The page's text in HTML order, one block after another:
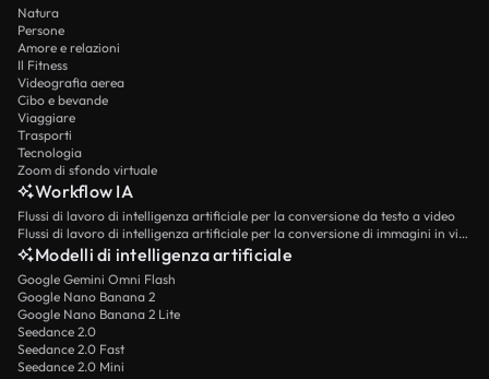
Natura
Persone
Amore e relazioni
Il Fitness
Videografia aerea
Cibo e bevande
Viaggiare
Trasporti
Tecnologia
Zoom di sfondo virtuale
Workflow IA
Flussi di lavoro di intelligenza artificiale per la conversione da testo a video
Flussi di lavoro di intelligenza artificiale per la conversione di immagini in video
Modelli di intelligenza artificiale
Google Gemini Omni Flash
Google Nano Banana 2
Google Nano Banana 2 Lite
Seedance 2.0
Seedance 2.0 Fast
Seedance 2.0 Mini